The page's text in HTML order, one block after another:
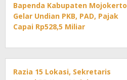
Bapenda Kabupaten Mojokerto
Gelar Undian PKB, PAD, Pajak
Capai Rp528,5 Miliar
Razia 15 Lokasi, Sekretaris